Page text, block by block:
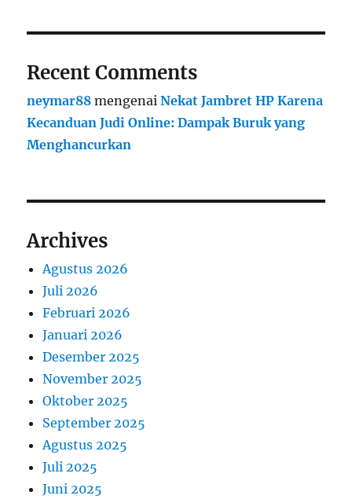
Recent Comments
neymar88 mengenaiNekat Jambret HP Karena
Kecanduan Judi Online: Dampak Buruk yang
Menghancurkan
Archives
Agustus 2026
Juli 2026
Februari 2026
Januari 2026
Desember 2025
November 2025
Oktober 2025
September 2025
Agustus 2025
Juli 2025
Juni 2025